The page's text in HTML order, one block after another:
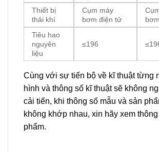
Thiết bị
thải khí
Cụm máy
bơm điện tử
Tiêu hao
nguyên
liệu
≤196
Cùng với sự tiến bộ về kĩ thuật từng
hình và thông số kĩ thuật sẽ không
cải tiến, khi thông số mẫu và sản
không khớp nhau, xin hãy xem
phẩm.